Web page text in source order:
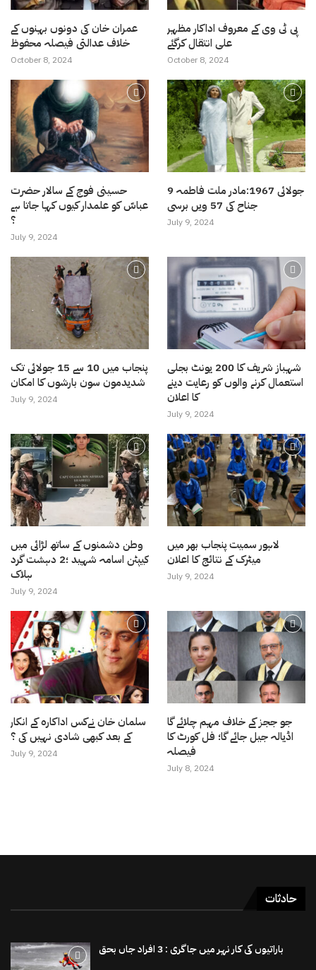
عمران خان کی دونوں بہنوں کے
خلاف عدالتی فیصلہ محفوظ
October 8, 2024
پی ٹی وی کے معروف اداکار مظہر
علی انتقال کرگئے
October 8, 2024
حسینی فوج کے سالار حضرت
عباسّ کو علمدار کیوں کہا جاتا ہے
؟
July 9, 2024
9 جولائی 1967:مادر ملت فاطمہ
جناح کی 57 ویں برسی
July 9, 2024
پنجاب میں 10 سے 15 جولائی تک
شدیدمون سون بارشوں کا امکان
July 9, 2024
شہباز شریف کا 200 یونٹ بجلی
استعمال کرنے والوں کو رعایت دینے
کا اعلان
July 9, 2024
وطن دشمنوں کے ساتھ لڑائی میں
کیپٹن اسامہ شہید ؛2 دہشت گرد
ہلاک
July 9, 2024
لاہور سمیت پنجاب بھر میں
میٹرک کے نتائج کا اعلان
July 9, 2024
سلمان خان نےکس اداکارہ کے انکار
کے بعد کبھی شادی نہیں کی ؟
July 9, 2024
جو ججز کے خلاف مہم چلائے گا
اڈیالہ جیل جائے گا؛ فل کورٹ کا
فیصلہ
July 8, 2024
حادثات
باراتیوں کی کار نہر میں جاگری : 3 افراد جاں بحق